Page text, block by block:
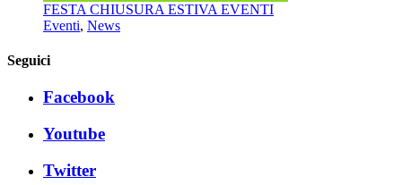
FESTA CHIUSURA ESTIVA EVENTI
Eventi, News
Seguici
Facebook
Youtube
Twitter